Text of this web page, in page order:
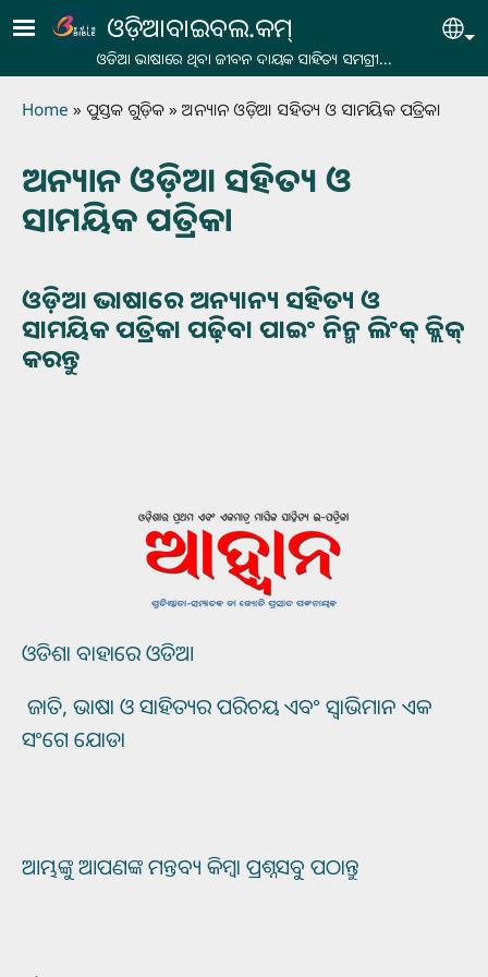
Skip to main content
ଓଡ଼ିଆବାଇବଲ.କମ୍
ଓଡିଆ ଭାଷାରେ ଥିବା ଜୀବନ ଦାୟକ ସାହିତ୍ୟ ସମଗ୍ରୀ...
Breadcrumb
Home ପୁସ୍ତକ ଗୁଡ଼ିକ ଅନ୍ୟାନ ଓଡ଼ିଆ ସହିତ୍ୟ ଓ ସାମୟିକ ପତ୍ରିକା
ଅନ୍ୟାନ ଓଡ଼ିଆ ସହିତ୍ୟ ଓ
ସାମୟିକ ପତ୍ରିକା
ଓଡ଼ିଆ ଭାଷାରେ ଅନ୍ୟାନ୍ୟ ସହିତ୍ୟ ଓ
ସାମୟିକ ପତ୍ରିକା ପଢ଼ିବା ପାଇଂ ନିନ୍ମ ଲିଂକ୍ କ୍ଲିକ୍
କରନ୍ତୁ
ଓଡିଶା ବାହାରେ ଓଡିଆ
ଜାତି, ଭାଷା ଓ ସାହିତ୍ୟର ପରିଚୟ ଏବଂ ସ୍ୱାଭିମାନ ଏକ
ସଂଗେ ଯୋଡା
ଆମ୍ଭଙ୍କୁ ଆପଣଙ୍କ ମନ୍ତବ୍ୟ କିମ୍ବା ପ୍ରଶ୍ନସବୁ ପଠାନ୍ତୁ